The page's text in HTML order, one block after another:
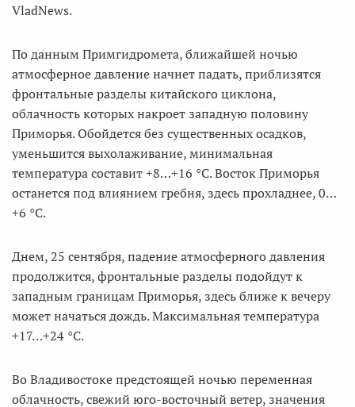
VladNews.
По данным Примгидромета, ближайшей ночью
атмосферное давление начнет падать, приблизятся
фронтальные разделы китайского циклона,
облачность которых накроет западную половину
Приморья. Обойдется без существенных осадков,
уменьшится выхолаживание, минимальная
температура составит +8…+16 °С. Восток Приморья
останется под влиянием гребня, здесь прохладнее, 0…
+6 °С.
Днем, 25 сентября, падение атмосферного давления
продолжится, фронтальные разделы подойдут к
западным границам Приморья, здесь ближе к вечеру
может начаться дождь. Максимальная температура
+17…+24 °С.
Во Владивостоке предстоящей ночью переменная
облачность, свежий юго-восточный ветер, значения